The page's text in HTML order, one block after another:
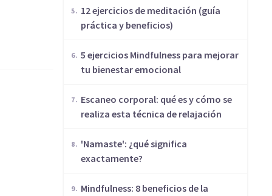
12 ejercicios de meditación (guía
práctica y beneficios)
​5 ejercicios Mindfulness para mejorar
tu bienestar emocional
Escaneo corporal: qué es y cómo se
realiza esta técnica de relajación
'Namaste': ¿qué significa
exactamente?
Mindfulness: 8 beneficios de la